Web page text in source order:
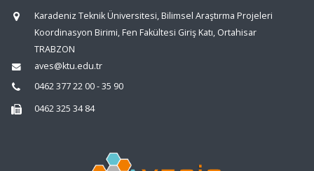
Karadeniz Teknik Üniversitesi, Bilimsel Araştırma Projeleri
Koordinasyon Birimi, Fen Fakültesi Giriş Katı, Ortahisar
TRABZON
aves@ktu.edu.tr
0462 377 22 00 - 35 90
0462 325 34 84